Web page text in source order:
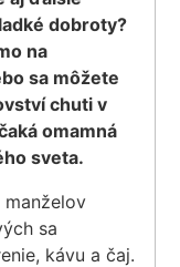
dobroty?
na
sa môžete
chuti v
omamná
sveta.
sa
kávu a čaj.